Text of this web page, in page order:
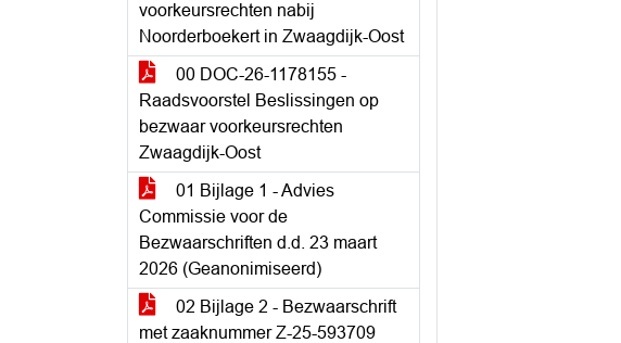
voorkeursrechten nabij
Noorderboekert in Zwaagdijk-Oost
00 DOC-26-1178155 -
Raadsvoorstel Beslissingen op
bezwaar voorkeursrechten
Zwaagdijk-Oost
01 Bijlage 1 - Advies
Commissie voor de
Bezwaarschriften d.d. 23 maart
2026 (Geanonimiseerd)
02 Bijlage 2 - Bezwaarschrift
met zaaknummer Z-25-593709